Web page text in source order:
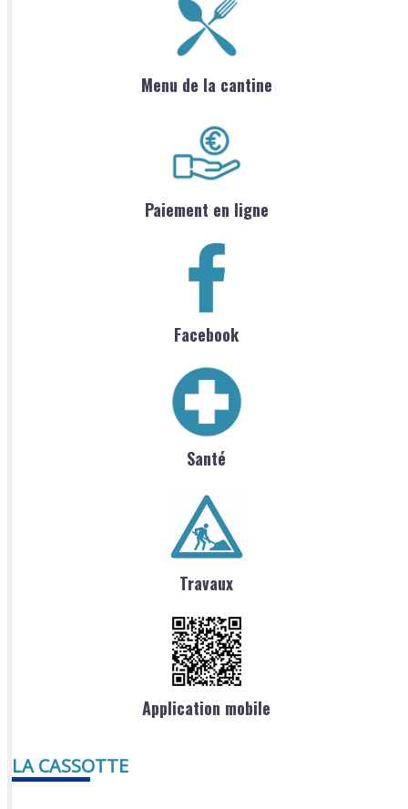
Menu de la cantine
Paiement en ligne
Facebook
Santé
Travaux
Application mobile
LA CASSOTTE